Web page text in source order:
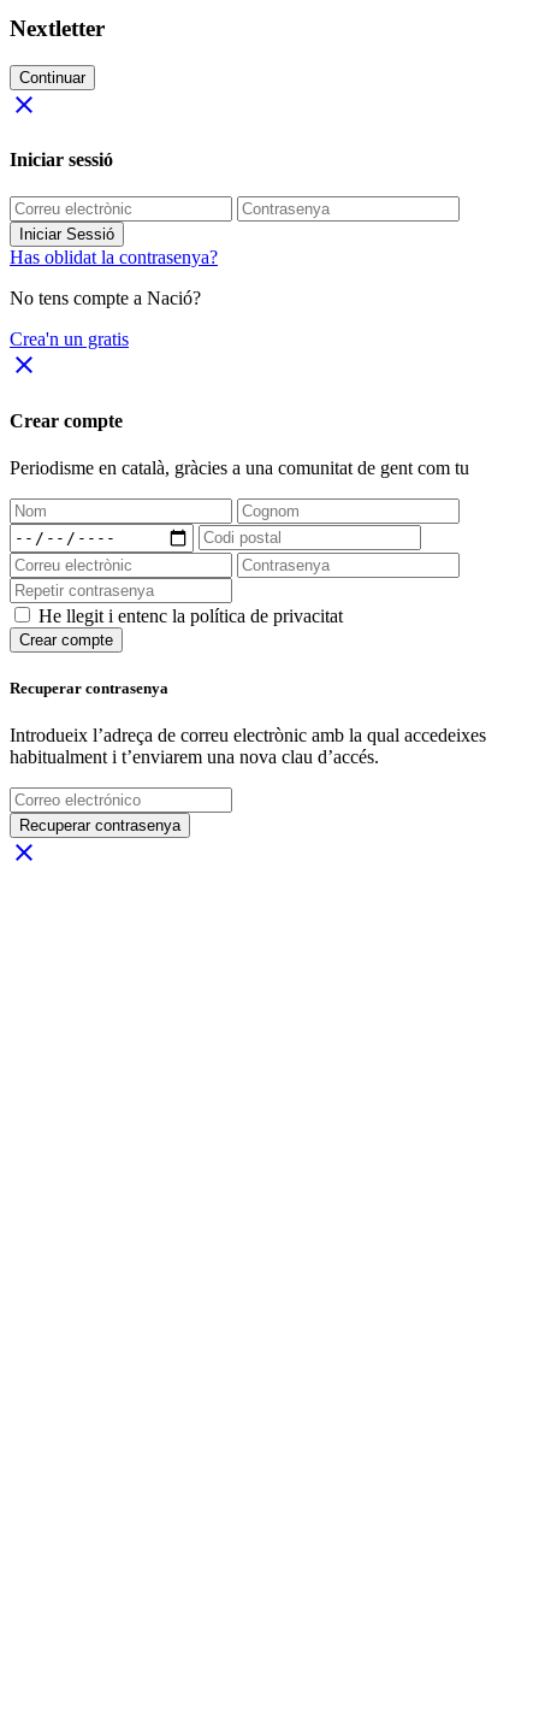
Nextletter
Continuar
close
Iniciar sessió
Iniciar Sessió
Has oblidat la contrasenya?
No tens compte a Nació?
Crea'n un gratis
close
Crear compte
Periodisme en català, gràcies a una comunitat de gent com tu
He llegit i entenc la política de privacitat
Crear compte
Recuperar contrasenya
Introdueix l’adreça de correu electrònic amb la qual accedeixes
habitualment i t’enviarem una nova clau d’accés.
Recuperar contrasenya
close